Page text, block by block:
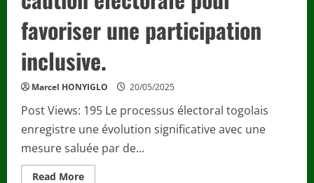
favoriser une participation
inclusive.
Marcel HONYIGLO 20/05/2025
Post Views: 195 Le processus électoral togolais
enregistre une évolution significative avec une
mesure saluée par de...
Read MoreRead